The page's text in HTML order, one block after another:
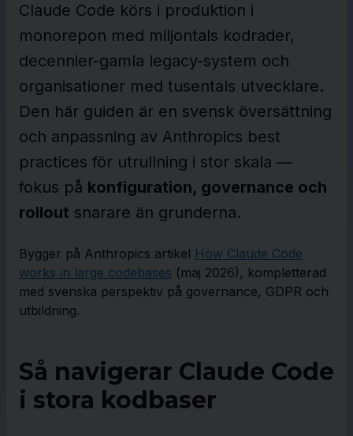
Claude Code körs i produktion i
monorepon med miljontals kodrader,
decennier-gamla legacy-system och
organisationer med tusentals utvecklare.
Den här guiden är en svensk översättning
och anpassning av Anthropics best
practices för utrullning i stor skala —
fokus på konfiguration, governance och
rollout snarare än grunderna.
Bygger på Anthropics artikel How Claude Code
works in large codebases (maj 2026), kompletterad
med svenska perspektiv på governance, GDPR och
utbildning.
Så navigerar Claude Code
i stora kodbaser